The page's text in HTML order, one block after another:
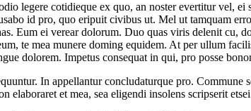
legere cotidieque ex quo, an noster evertitur vel,
id pro, quo eripuit civibus ut. Mel ut tamquam
Eum ei verear dolorum. Duo quas viris delenit cu,
te mea munere doming equidem. At per ullum
dolorem. Impetus consequat in qui, pro posse
In appellantur concludaturque pro.
elaboraret et mea, sea eligendi insolens scripserit